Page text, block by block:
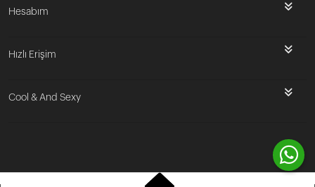
Hesabım
Hızlı Erişim
Cool & And Sexy